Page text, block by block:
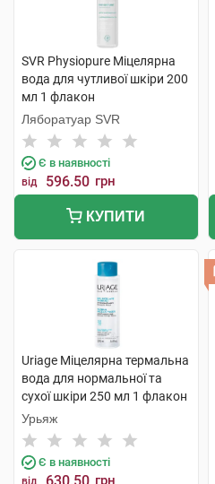
SVR Physiopure Міцелярна
вода для чутливої шкіри 200
мл 1 флакон
Ляборатуар SVR
Є в наявності
від 596.50 грн
КУПИТИ
Uriage Міцелярна термальна
вода для нормальної та
сухої шкіри 250 мл 1 флакон
Урьяж
Є в наявності
від грн